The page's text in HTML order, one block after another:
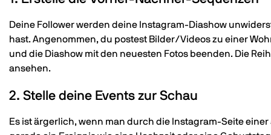
Deine Follower werden deine Instagram-Diashow
hast. Angenommen, du postest Bilder/Videos zu einer
und die Diashow mit den neuesten Fotos beenden. Die
ansehen.
2. Stelle deine Events zur Schau
Es ist ärgerlich, wenn man durch die Instagram-Seite